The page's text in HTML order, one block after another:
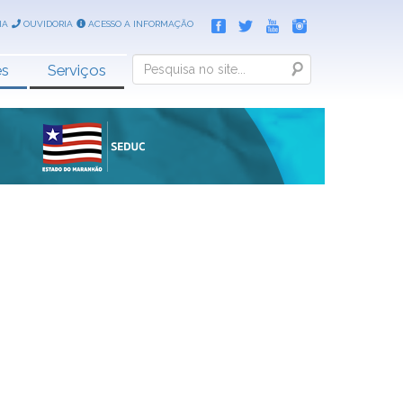
OUVIDORIA ACESSO A INFORMAÇÃO
Serviços Search